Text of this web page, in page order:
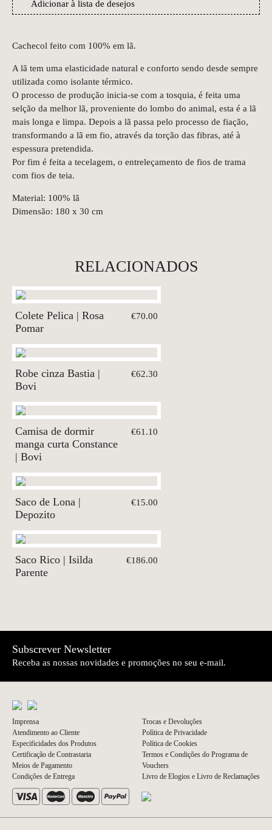
Adicionar à lista de desejos
Cachecol feito com 100% em lã.
A lã tem uma elasticidade natural e conforto sendo desde sempre
utilizada como isolante térmico.
O processo de produção inicia-se com a tosquia, é feita uma
selção da melhor lã, proveniente do lombo do animal, esta é a lã
mais longa e limpa. Depois a lã passa pelo processo de fiação,
transformando a lã em fio, através da torção das fibras, até à
espessura pretendida.
Por fim é feita a tecelagem, o entreleçamento de fios de trama
com fios de teia.
Material: 100% lã
Dimensão: 180 x 30 cm
RELACIONADOS
Colete Pelica | Rosa
Pomar
€70.00
Robe cinza Bastia |
Bovi
€62.30
Camisa de dormir
manga curta Constance
| Bovi
€61.10
Saco de Lona |
Depozito
€15.00
Saco Rico | Isilda
Parente
€186.00
Subscrever Newsletter
Receba as nossas novidades e promoções no seu e-mail.
Imprensa
Atendimento ao Cliente
Especificidades dos Produtos
Certificação de Contrastaria
Meios de Pagamento
Condições de Entrega
Trocas e Devoluções
Política de Privacidade
Política de Cookies
Termos e Condições do Programa de
Vouchers
Livro de Elogios e Livro de Reclamações